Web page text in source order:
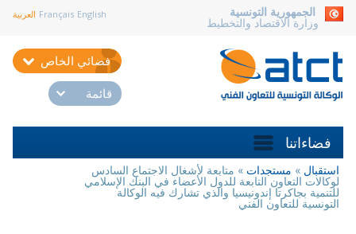
الجمهورية التونسية
وزارة الاقتصاد والتخطيط
Français English العربية
فضائي الخاص
قائمة
فضاءاتنا
أنت
هنا
استقبال » مستجدات » متابعة لأشغال الاجتماع السادس
لوكالات التعاون التابعة للدول الأعضاء في البنك الإسلامي
للتنمية بجاكرتا إندونيسيا والذي تشارك فيه الوكالة
التونسية للتعاون الفني